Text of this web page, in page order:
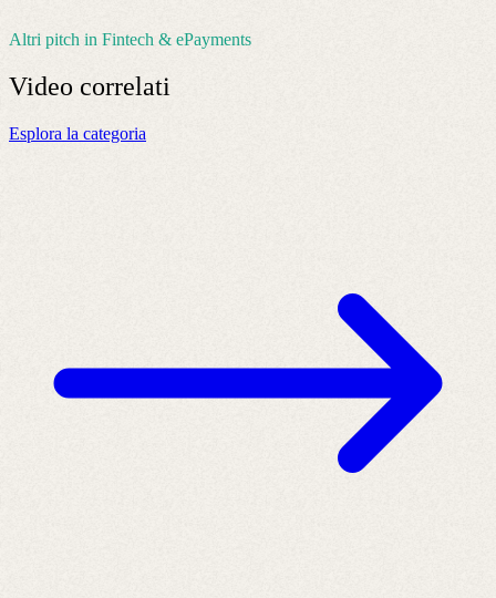
Altri pitch in Fintech & ePayments
Video correlati
Esplora la categoria